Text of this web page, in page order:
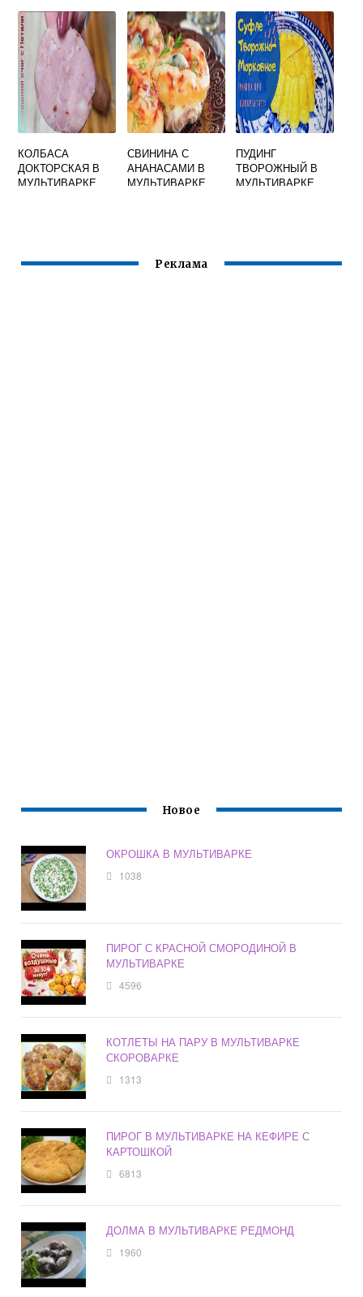
КОЛБАСА
ДОКТОРСКАЯ В
МУЛЬТИВАРКЕ
СВИНИНА С
АНАНАСАМИ В
МУЛЬТИВАРКЕ
ПУДИНГ
ТВОРОЖНЫЙ В
МУЛЬТИВАРКЕ
Реклама
Новое
ОКРОШКА В МУЛЬТИВАРКЕ
1038
ПИРОГ С КРАСНОЙ СМОРОДИНОЙ В
МУЛЬТИВАРКЕ
4596
КОТЛЕТЫ НА ПАРУ В МУЛЬТИВАРКЕ
СКОРОВАРКЕ
1313
ПИРОГ В МУЛЬТИВАРКЕ НА КЕФИРЕ С
КАРТОШКОЙ
6813
ДОЛМА В МУЛЬТИВАРКЕ РЕДМОНД
1960